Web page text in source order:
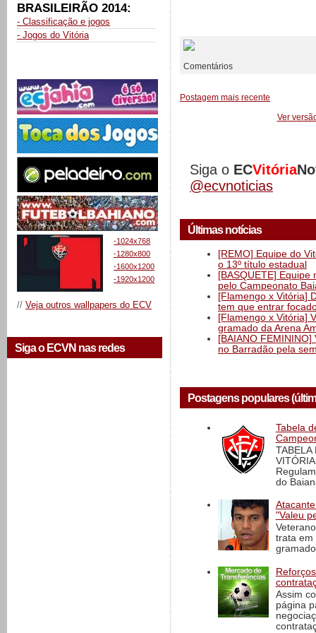
BRASILEIRÃO 2014:
- Classificação e jogos
- Jogos do Vitória
-1024x768
-1280x800
-1600x1200
-1920x1200
// Veja outros wallpapers do ECV
Siga o ECVN nas redes
Comentários
Postagem mais recente
Ver
Siga o ECVitória
@ecvnoticias
Últimas notícias
[REMO] Equipe do
o 13º título estadual
[BASQUETE]
pelo Campeonato
[Flamengo x Vitória]
tem que entrar
[Flamengo x Vitória]
gramado da Arena
[BAIANO
no Barradão pela
Postagens populares
Tabela
TABELA
do
"Valeu
trata em
Assim
página